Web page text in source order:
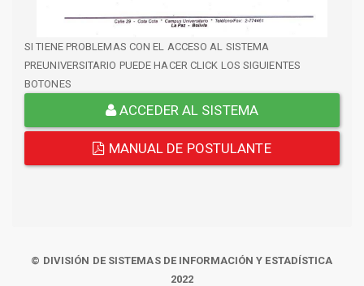
SI TIENE PROBLEMAS CON EL ACCESO AL SISTEMA
PREUNIVERSITARIO PUEDE HACER CLICK LOS SIGUIENTES
BOTONES
ACCEDER AL SISTEMA
MANUAL DE POSTULANTE
© DIVISIÓN DE SISTEMAS DE INFORMACIÓN Y ESTADÍSTICA
2022